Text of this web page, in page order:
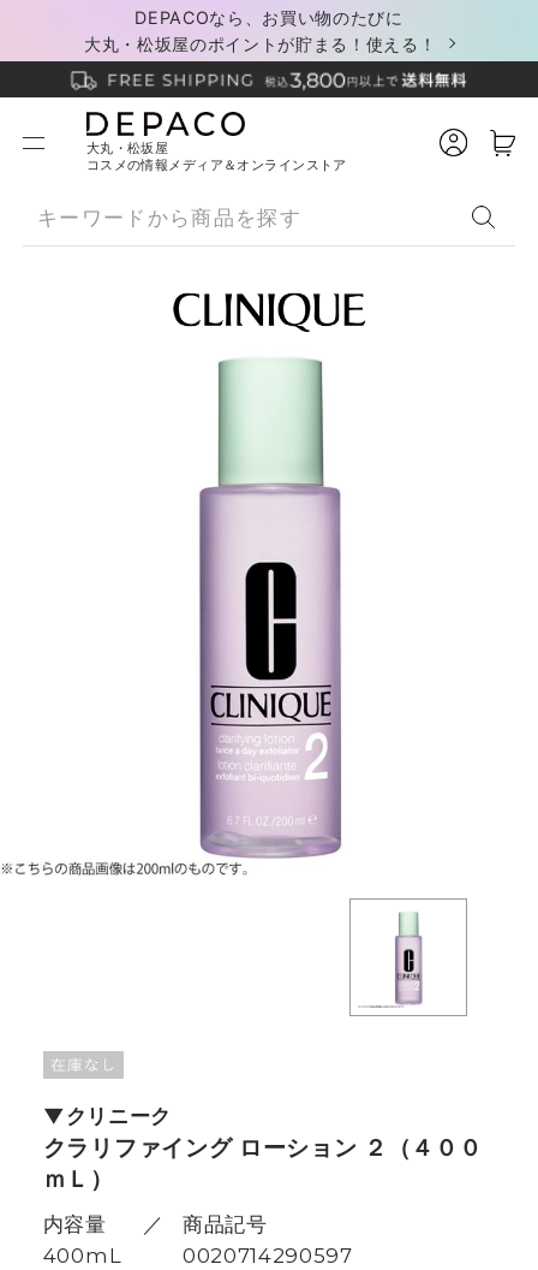
DEPACOなら、お買い物のたびに
大丸・松坂屋のポイントが貯まる！使える！
大丸・松坂屋
コスメの情報メディア＆オンラインストア
クリニーク
クラリファイング ローション ２（４００
ｍＬ）
内容量
400mL
商品記号
0020714290597